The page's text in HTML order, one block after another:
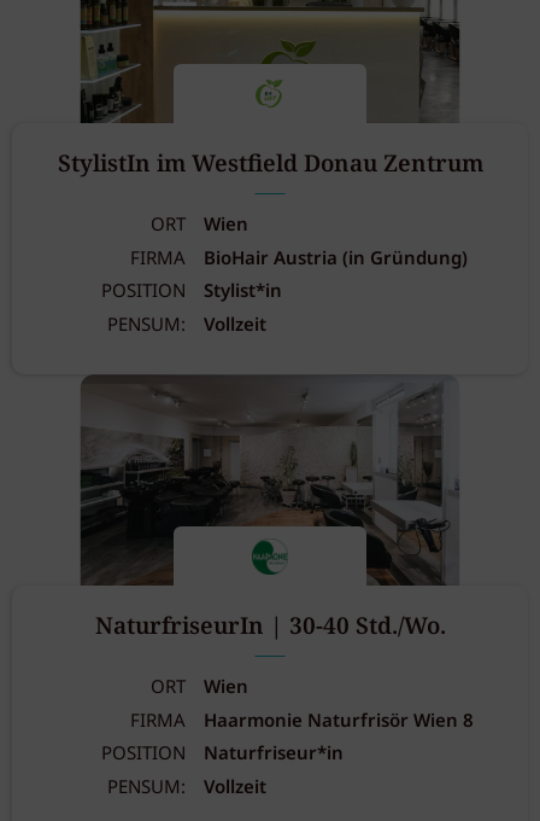
StylistIn im Westfield Donau Zentrum
ORT
Wien
FIRMA
BioHair Austria (in Gründung)
POSITION
Stylist*in
PENSUM:
Vollzeit
NaturfriseurIn | 30-40 Std./Wo.
ORT
Wien
FIRMA
Haarmonie Naturfrisör Wien 8
POSITION
Naturfriseur*in
PENSUM:
Vollzeit